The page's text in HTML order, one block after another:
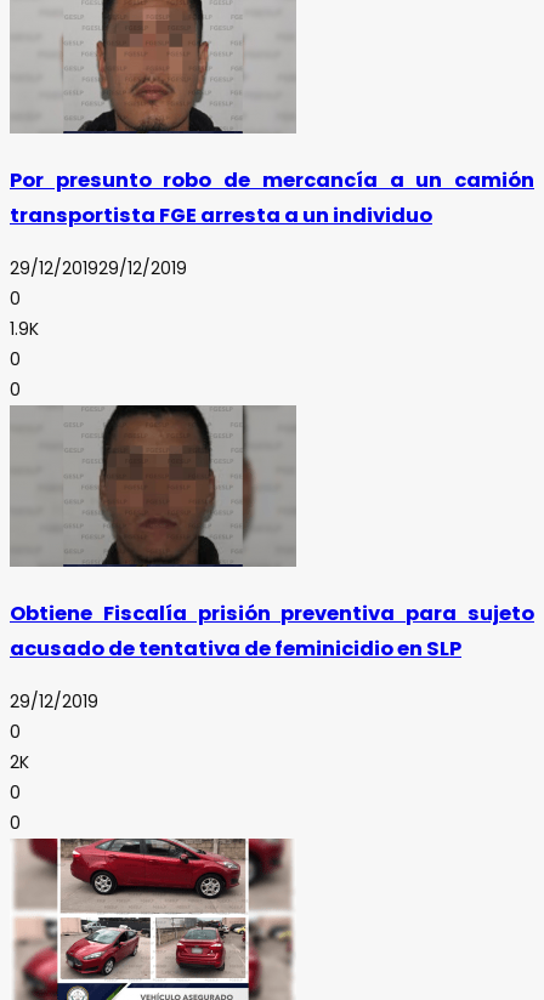
Por presunto robo de mercancía a un camión
transportista FGE arresta a un individuo
29/12/201929/12/2019
0
1.9K
0
0
Obtiene Fiscalía prisión preventiva para sujeto
acusado de tentativa de feminicidio en SLP
29/12/2019
0
2K
0
0